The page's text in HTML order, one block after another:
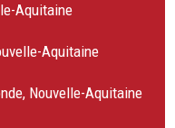
Aquitaine
Aquitaine
Nouvelle-Aquitaine